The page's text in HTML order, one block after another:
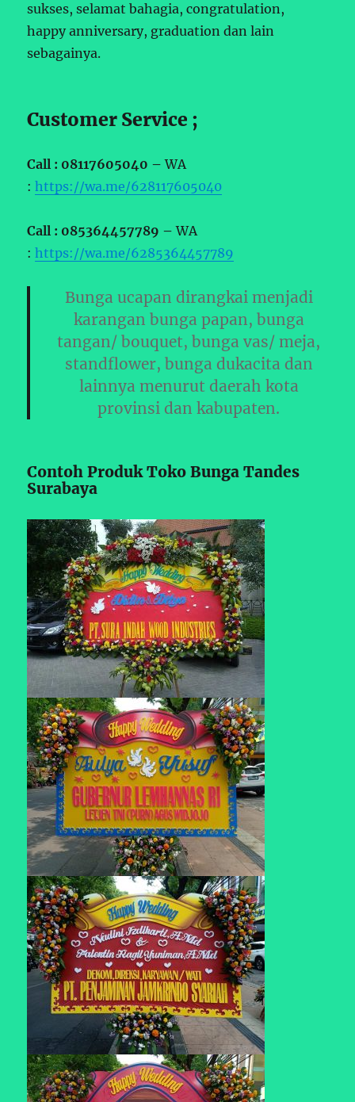
sukses, selamat bahagia, congratulation,
happy anniversary, graduation dan lain
sebagainya.
Customer Service ;
Call : 08117605040 –WA
:https://wa.me/628117605040
Call : 085364457789 –WA
:https://wa.me/6285364457789
Bunga ucapan dirangkai menjadi
karangan bunga papan, bunga
tangan/ bouquet, bunga vas/ meja,
standflower, bunga dukacita dan
lainnya menurut daerah kota
provinsi dan kabupaten.
Contoh Produk Toko Bunga Tandes
Surabaya